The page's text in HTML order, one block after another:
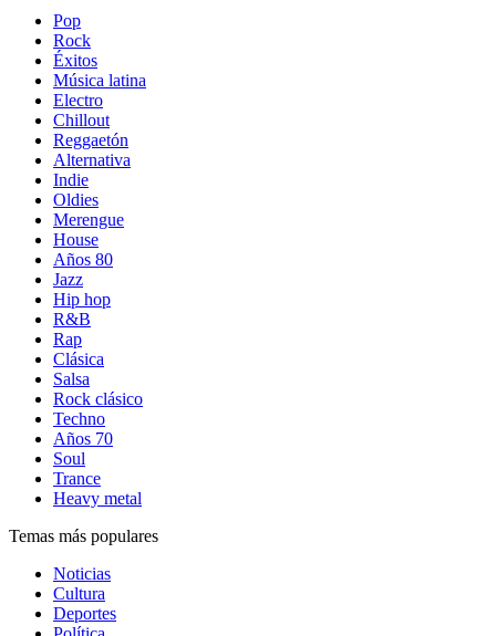
Pop
Rock
Éxitos
Música latina
Electro
Chillout
Reggaetón
Alternativa
Indie
Oldies
Merengue
House
Años 80
Jazz
Hip hop
R&B
Rap
Clásica
Salsa
Rock clásico
Techno
Años 70
Soul
Trance
Heavy metal
Temas más populares
Noticias
Cultura
Deportes